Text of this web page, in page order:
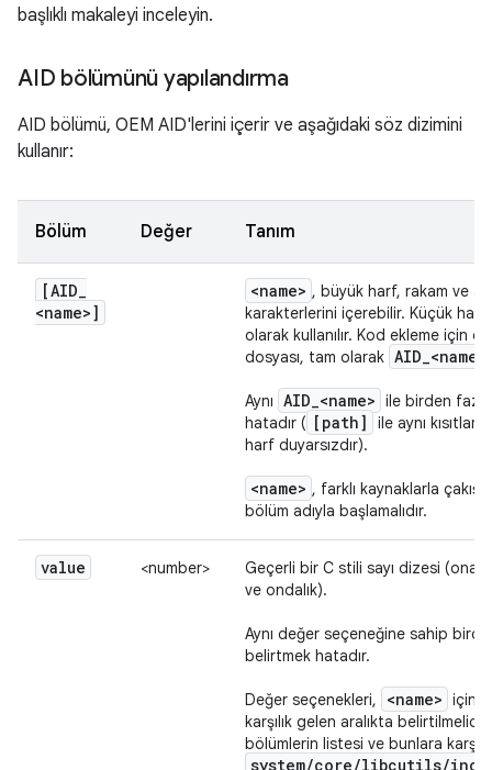
başlıklı makaleyi inceleyin.
AID bölümünü yapılandırma
AID bölümü, OEM AID'lerini içerir ve aşağıdaki söz dizimini
kullanır:
Bölüm Değer Tanım
[AID_
<name>]
<name> , büyük harf, rakam ve
karakterlerini içerebilir. Küçük
olarak kullanılır. Kod ekleme için
dosyası, tam olarak AID_<name>
Aynı AID_<name> ile birden
hatadır ( [path]
ile aynı
harf duyarsızdır).
<name> , farklı kaynaklarla
bölüm adıyla başlamalıdır.
value <number>
Geçerli bir C stili sayı dizesi
ve ondalık).
Aynı değer seçeneğine sahip
belirtmek hatadır.
Değer seçenekleri, <name>
karşılık gelen aralıkta
bölümlerin listesi ve bunlara
system/core/libcutils/